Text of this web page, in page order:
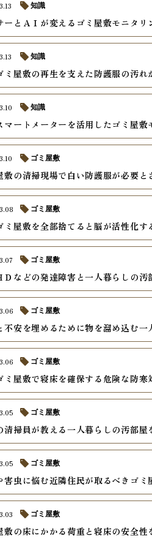
ーとＡＩが変えるゴミ屋敷モニタリ
知識
ミ屋敷の再生を支えた防護服の汚れ
知識
マートメーターを活用したゴミ屋敷
知識
敷の清掃現場で白い防護服が必要と
ゴミ屋敷
ミ屋敷を全部捨てると脳が活性化す
ゴミ屋敷
Ｄなどの発達障害と一人暮らしの汚
ゴミ屋敷
不安を埋めるために物を溜め込む一
ゴミ屋敷
ミ屋敷で寝床を確保する危険な防寒
ゴミ屋敷
清掃員が教える一人暮らしの汚部
ゴミ屋敷
害虫に悩む近隣住民が取るべきゴミ
ゴミ屋敷
敷の床にかかる荷重と寝床の安全性
ゴミ屋敷